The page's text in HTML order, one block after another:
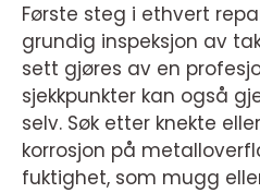
Første steg i ethvert
grundig inspeksjon av
sett gjøres av en
sjekkpunkter kan også
selv. Søk etter knekte
korrosjon på
fuktighet, som mugg